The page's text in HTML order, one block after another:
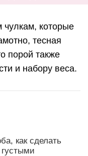
чулкам, которые
тесная
порой также
и набору веса.
как сделать